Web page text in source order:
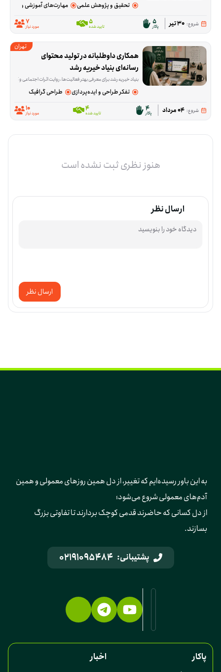
تحقیق و پژوهش علمی مهارت‌های آموزشی و پژوهشی
شروع: 30 تیر 5
پاکار 5
تایید شده 7
مورد نیاز
تهران
رسانه‌ای بنیاد خیریه رشد
بنیاد خیریه رشد برای معرفی بهتر فعالیت‌ها، روایت اثرات اجتماعی و
تفکر طراحی و ایده‌پردازی طراحی گرافیک
شروع: 04 مرداد 4
پاکار 4
تایید شده 10
مورد نیاز
هنوز نظری ثبت نشده است
ارسال نظر
ارسال نظر
به این باور رسیده‌ایم که تغییر، از دل همین روزهای معمولی و همین
آدم‌های معمولی شروع می‌شود؛
از دل کسانی که حاضرند قدمی کوچک بردارند تا تفاوتی بزرگ
بسازند.
پشتیبانی: 02191095484
پاکار
اخبار